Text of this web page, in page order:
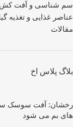
سم شناسی و آفت کش
عناصر غذایی و تغذیه
مقالات
بلاگ پلاس اخ
رخشان: آفت سوسک
های بم می شود